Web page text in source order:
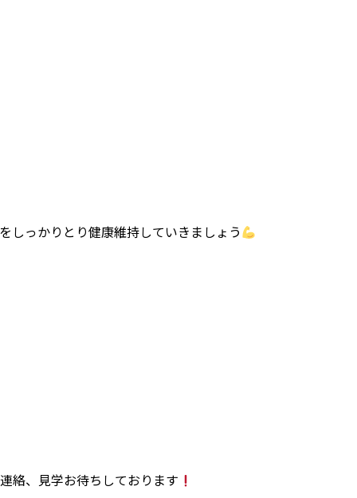
しっかりとり健康維持していきましょう
絡、見学お待ちしております